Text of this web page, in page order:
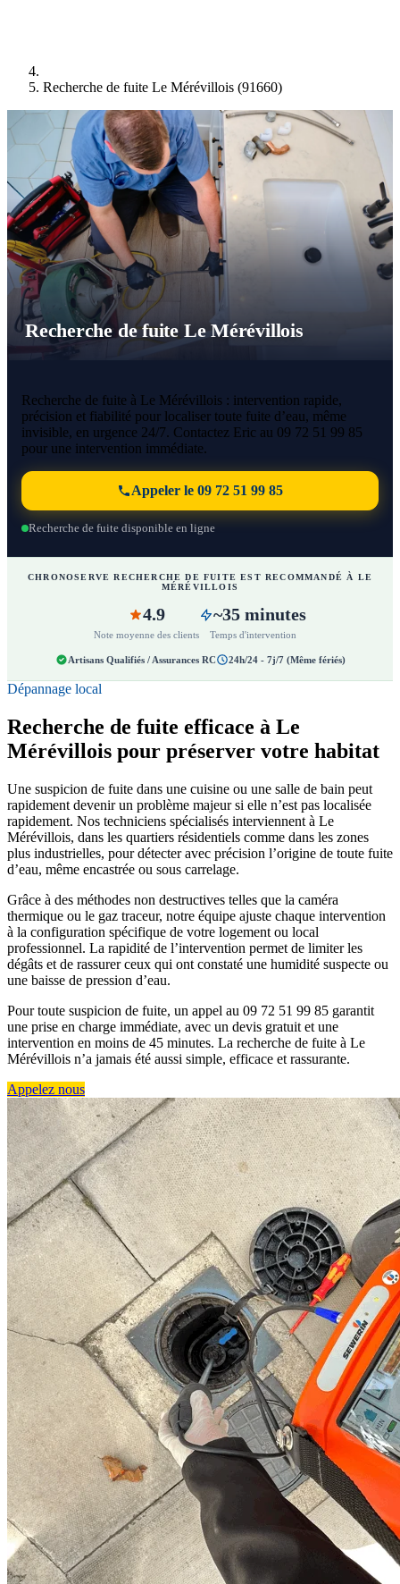
Recherche de fuite Le Mérévillois (91660)
Recherche de fuite Le Mérévillois
Recherche de fuite à Le Mérévillois : intervention rapide,
précision et fiabilité pour localiser toute fuite d’eau, même
invisible, en urgence 24/7. Contactez Eric au 09 72 51 99 85
pour une intervention immédiate.
Appeler le 09 72 51 99 85
Recherche de fuite disponible en ligne
CHRONOSERVE RECHERCHE DE FUITE EST RECOMMANDÉ À LE
MÉRÉVILLOIS
4.9
Note moyenne des clients
~35 minutes
Temps d'intervention
Artisans Qualifiés / Assurances RC 24h/24 - 7j/7 (Même fériés)
Dépannage local
Recherche de fuite efficace à Le
Mérévillois pour préserver votre habitat
Une suspicion de fuite dans une cuisine ou une salle de bain peut
rapidement devenir un problème majeur si elle n’est pas localisée
rapidement. Nos techniciens spécialisés interviennent à Le
Mérévillois, dans les quartiers résidentiels comme dans les zones
plus industrielles, pour détecter avec précision l’origine de toute fuite
d’eau, même encastrée ou sous carrelage.
Grâce à des méthodes non destructives telles que la caméra
thermique ou le gaz traceur, notre équipe ajuste chaque intervention
à la configuration spécifique de votre logement ou local
professionnel. La rapidité de l’intervention permet de limiter les
dégâts et de rassurer ceux qui ont constaté une humidité suspecte ou
une baisse de pression d’eau.
Pour toute suspicion de fuite, un appel au 09 72 51 99 85 garantit
une prise en charge immédiate, avec un devis gratuit et une
intervention en moins de 45 minutes. La recherche de fuite à Le
Mérévillois n’a jamais été aussi simple, efficace et rassurante.
Appelez nous